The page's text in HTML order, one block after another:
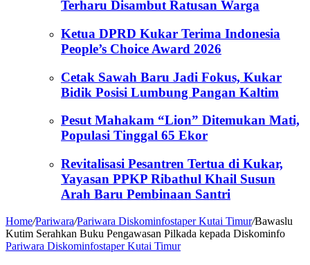
Terharu Disambut Ratusan Warga
Ketua DPRD Kukar Terima Indonesia
People’s Choice Award 2026
Cetak Sawah Baru Jadi Fokus, Kukar
Bidik Posisi Lumbung Pangan Kaltim
Pesut Mahakam “Lion” Ditemukan Mati,
Populasi Tinggal 65 Ekor
Revitalisasi Pesantren Tertua di Kukar,
Yayasan PPKP Ribathul Khail Susun
Arah Baru Pembinaan Santri
Home/Pariwara/Pariwara Diskominfostaper Kutai Timur/Bawaslu
Kutim Serahkan Buku Pengawasan Pilkada kepada Diskominfo
Pariwara Diskominfostaper Kutai Timur